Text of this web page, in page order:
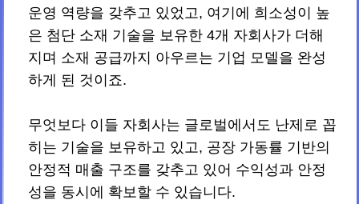
운영 역량을 갖추고 있었고, 여기에 희소성이 높
은 첨단 소재 기술을 보유한 4개 자회사가 더해
지며 소재 공급까지 아우르는 기업 모델을 완성
하게 된 것이죠.
무엇보다 이들 자회사는 글로벌에서도 난제로 꼽
히는 기술을 보유하고 있고, 공장 가동률 기반의
안정적 매출 구조를 갖추고 있어 수익성과 안정
성을 동시에 확보할 수 있습니다.